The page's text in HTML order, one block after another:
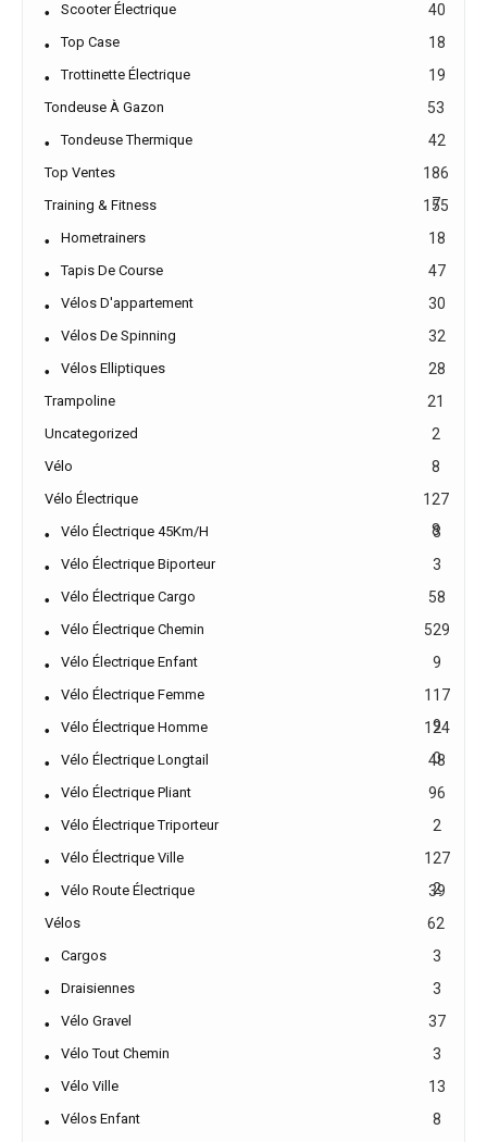
Scooter Électrique 40
Top Case 18
Trottinette Électrique 19
Tondeuse À Gazon 53
Tondeuse Thermique 42
Top Ventes
186
7
Training & Fitness 155
Hometrainers 18
Tapis De Course 47
Vélos D'appartement 30
Vélos De Spinning 32
Vélos Elliptiques 28
Trampoline 21
Uncategorized 2
Vélo 8
Vélo Électrique
127
8
Vélo Électrique 45Km/h 3
Vélo Électrique Biporteur 3
Vélo Électrique Cargo 58
Vélo Électrique Chemin 529
Vélo Électrique Enfant 9
Vélo Électrique Femme
117
9
Vélo Électrique Homme
124
0
Vélo Électrique Longtail 48
Vélo Électrique Pliant 96
Vélo Électrique Triporteur 2
Vélo Électrique Ville
127
2
Vélo Route Électrique 39
Vélos 62
Cargos 3
Draisiennes 3
Vélo Gravel 37
Vélo Tout Chemin 3
Vélo Ville 13
Vélos Enfant 8